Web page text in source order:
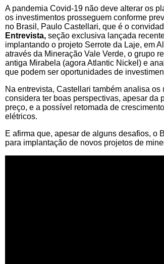
A pandemia Covid-19 não deve alterar os
os investimentos prosseguem conforme
no Brasil, Paulo Castellari, que é o
Entrevista, seção exclusiva lançada
implantando o projeto Serrote da Laje, em
através da Mineração Vale Verde, o grupo
antiga Mirabela (agora Atlantic Nickel) e
que podem ser oportunidades de
Na entrevista, Castellari também analisa
considera ter boas perspectivas, apesar da
preço, e a possível retomada de
elétricos.
E afirma que, apesar de alguns desafios, o
para implantação de novos projetos de